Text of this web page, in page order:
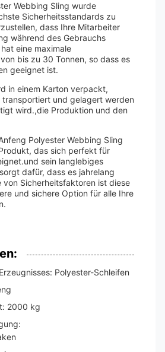
Webbing Sling wurde
Sicherheitsstandards zu
dass Ihre Mitarbeiter
während des Gebrauchs
eine maximale
bis zu 30 Tonnen, so dass es
geeignet ist.
in einem Karton verpackt,
und gelagert werden
wird.,die Produktion und den
Polyester Webbing Sling
das sich perfekt für
sein langlebiges
dafür, dass es jahrelang
von Sicherheitsfaktoren ist diese
und sichere Option für alle Ihre
Polyester-Schleifen
2000 kg